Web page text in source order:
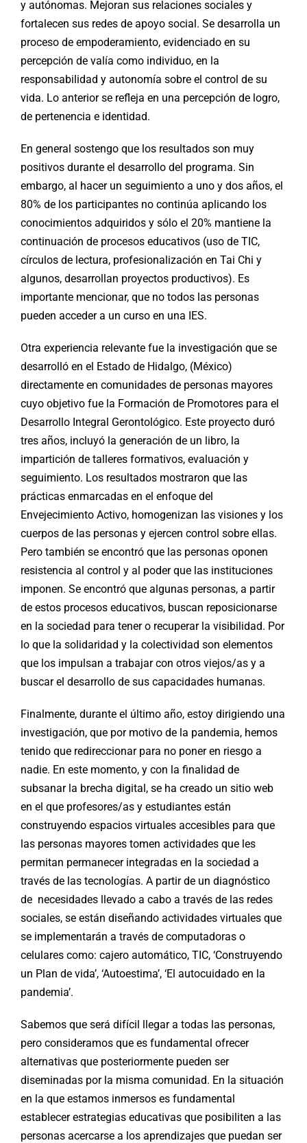
y autónomas. Mejoran sus relaciones sociales y
fortalecen sus redes de apoyo social. Se desarrolla un
proceso de empoderamiento, evidenciado en su
percepción de valía como individuo, en la
responsabilidad y autonomía sobre el control de su
vida. Lo anterior se refleja en una percepción de logro,
de pertenencia e identidad.
En general sostengo que los resultados son muy
positivos durante el desarrollo del programa. Sin
embargo, al hacer un seguimiento a uno y dos años, el
80% de los participantes no continúa aplicando los
conocimientos adquiridos y sólo el 20% mantiene la
continuación de procesos educativos (uso de TIC,
círculos de lectura, profesionalización en Tai Chi y
algunos, desarrollan proyectos productivos). Es
importante mencionar, que no todos las personas
pueden acceder a un curso en una IES.
Otra experiencia relevante fue la investigación que se
desarrolló en el Estado de Hidalgo, (México)
directamente en comunidades de personas mayores
cuyo objetivo fue la Formación de Promotores para el
Desarrollo Integral Gerontológico. Este proyecto duró
tres años, incluyó la generación de un libro, la
impartición de talleres formativos, evaluación y
seguimiento. Los resultados mostraron que las
prácticas enmarcadas en el enfoque del
Envejecimiento Activo, homogenizan las visiones y los
cuerpos de las personas y ejercen control sobre ellas.
Pero también se encontró que las personas oponen
resistencia al control y al poder que las instituciones
imponen. Se encontró que algunas personas, a partir
de estos procesos educativos, buscan reposicionarse
en la sociedad para tener o recuperar la visibilidad. Por
lo que la solidaridad y la colectividad son elementos
que los impulsan a trabajar con otros viejos/as y a
buscar el desarrollo de sus capacidades humanas.
Finalmente, durante el último año, estoy dirigiendo una
investigación, que por motivo de la pandemia, hemos
tenido que redireccionar para no poner en riesgo a
nadie. En este momento, y con la finalidad de
subsanar la brecha digital, se ha creado un sitio web
en el que profesores/as y estudiantes están
construyendo espacios virtuales accesibles para que
las personas mayores tomen actividades que les
permitan permanecer integradas en la sociedad a
través de las tecnologías. A partir de un diagnóstico
de necesidades llevado a cabo a través de las redes
sociales, se están diseñando actividades virtuales que
se implementarán a través de computadoras o
celulares como: cajero automático, TIC, ‘Construyendo
un Plan de vida’, ‘Autoestima’, ‘El autocuidado en la
pandemia’.
Sabemos que será difícil llegar a todas las personas,
pero consideramos que es fundamental ofrecer
alternativas que posteriormente pueden ser
diseminadas por la misma comunidad. En la situación
en la que estamos inmersos es fundamental
establecer estrategias educativas que posibiliten a las
personas acercarse a los aprendizajes que puedan ser